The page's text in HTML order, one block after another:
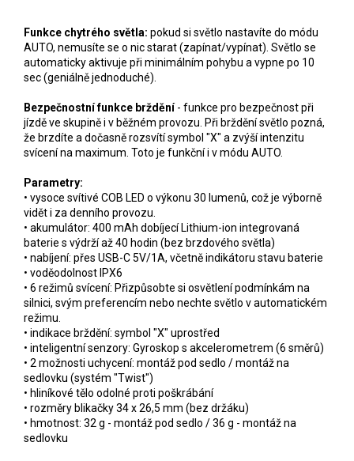
Funkce chytrého světla: pokud si světlo nastavíte do módu
AUTO, nemusíte se o nic starat (zapínat/vypínat). Světlo se
automaticky aktivuje při minimálním pohybu a vypne po 10
sec (geniálně jednoduché).
Bezpečnostní funkce brždění- funkce pro bezpečnost při
jízdě ve skupině i v běžném provozu. Při brždění světlo pozná,
že brzdíte a dočasně rozsvítí symbol "X" a zvýší intenzitu
svícení na maximum. Toto je funkční i v módu AUTO.
Parametry:
• vysoce svítivé COB LED o výkonu 30 lumenů, což je výborně
vidět i za denního provozu.
• akumulátor: 400 mAh dobíjecí Lithium-ion integrovaná
baterie s výdrží až 40 hodin (bez brzdového světla)
• nabíjení: přes USB-C 5V/1A, včetně indikátoru stavu baterie
• voděodolnost IPX6
• 6 režimů svícení: Přizpůsobte si osvětlení podmínkám na
silnici, svým preferencím nebo nechte světlo v automatickém
režimu.
• indikace brždění: symbol "X" uprostřed
• inteligentní senzory: Gyroskop s akcelerometrem (6 směrů)
• 2 možnosti uchycení: montáž pod sedlo / montáž na
sedlovku (systém "Twist")
• hliníkové tělo odolné proti poškrábání
• rozměry blikačky 34 x 26,5 mm (bez držáku)
• hmotnost: 32 g - montáž pod sedlo / 36 g - montáž na
sedlovku